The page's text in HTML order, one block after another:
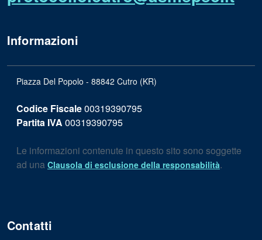
Informazioni
Piazza Del Popolo - 88842 Cutro (KR)
Codice Fiscale00319390795
Partita IVA 00319390795
Le informazioni contenute in questo sito sono soggette
ad una Clausola di esclusione della responsabilità.
Contatti